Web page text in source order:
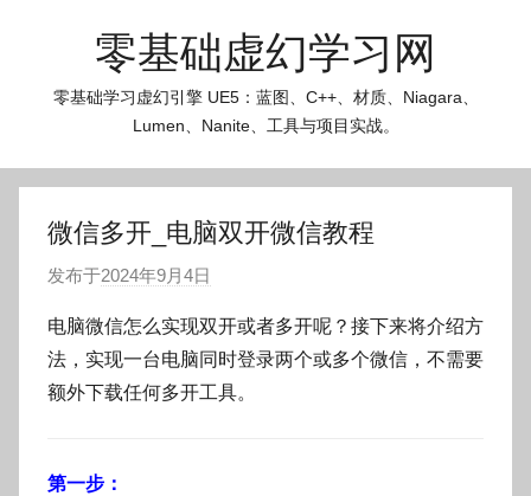
零基础虚幻学习网
零基础学习虚幻引擎 UE5：蓝图、C++、材质、Niagara、
Lumen、Nanite、工具与项目实战。
微信多开_电脑双开微信教程
发布于2024年9月4日
:
O
k
电脑微信怎么实现双开或者多开呢？接下来将介绍方
法，实现一台电脑同时登录两个或多个微信，不需要
额外下载任何多开工具。
第一步：